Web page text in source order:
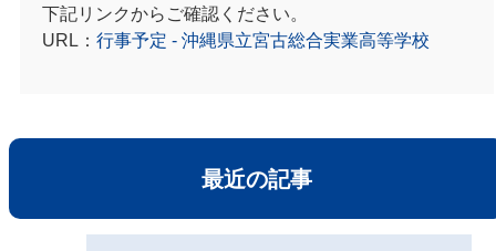
下記リンクからご確認ください。
URL： 行事予定 - 沖縄県立宮古総合実業高等学校
最近の記事